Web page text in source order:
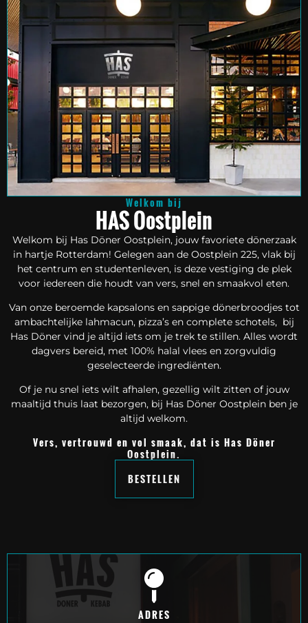
Welkom bij
HAS Oostplein
Welkom bij Has Döner Oostplein, jouw favoriete dönerzaak
in hartje Rotterdam! Gelegen aan de Oostplein 225, vlak bij
het centrum en studentenleven, is deze vestiging de plek
voor iedereen die houdt van vers, snel en smaakvol eten.
Van onze beroemde kapsalons en sappige dönerbroodjes tot
ambachtelijke lahmacun, pizza’s en complete schotels, bij
Has Döner vind je altijd iets om je trek te stillen. Alles wordt
dagvers bereid, met 100% halal vlees en zorgvuldig
geselecteerde ingrediënten.
Of je nu snel iets wilt afhalen, gezellig wilt zitten of jouw
maaltijd thuis laat bezorgen, bij Has Döner Oostplein ben je
altijd welkom.
Vers, vertrouwd en vol smaak, dat is Has Döner
Oostplein.
BESTELLEN
ADRES